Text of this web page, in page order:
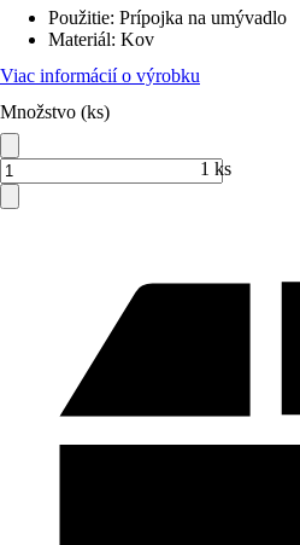
Použitie: Prípojka na umývadlo
Materiál: Kov
Viac informácií o výrobku
Množstvo (ks)
1 ks